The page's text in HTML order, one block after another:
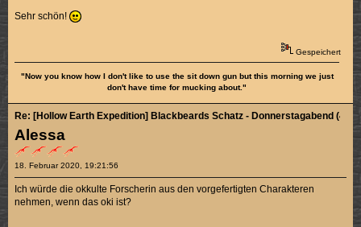
Sehr schön!
Gespeichert
"Now you know how I don't like to use the sit down gun but this morning we just
don't have time for mucking about."
Alessa
18. Februar 2020, 19:21:56
Re: [Hollow Earth Expedition] Blackbeards Schatz - Donnerstagabend (4/4)
Ich würde die okkulte Forscherin aus den vorgefertigten Charakteren
nehmen, wenn das oki ist?